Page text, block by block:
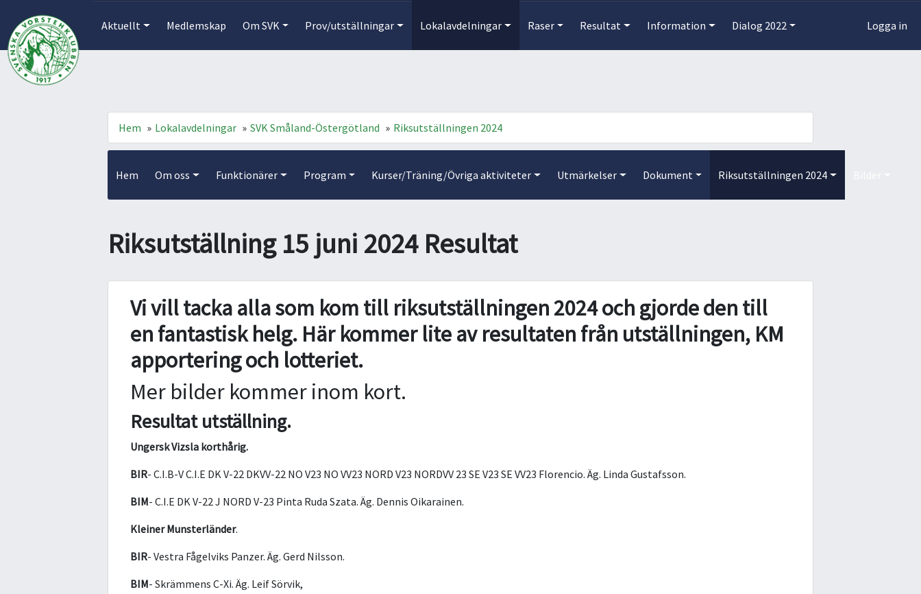
Aktuellt Medlemskap Om SVK Prov/utställningar Lokalavdelningar Raser Resultat Information Dialog 2022 Logga in
Hem » Lokalavdelningar » SVK Småland-Östergötland » Riksutställningen 2024
Hem Om oss Funktionärer Program Kurser/Träning/Övriga aktiviteter Utmärkelser Dokument Riksutställningen 2024
Riksutställning 15 juni 2024 Resultat
Vi vill tacka alla som kom till riksutställningen 2024 och gjorde den till
en fantastisk helg. Här kommer lite av resultaten från utställningen, KM
apportering och lotteriet.
Mer bilder kommer inom kort.
Resultat utställning.
Ungersk Vizsla korthårig.
BIR- C.I.B-V C.I.E DK V-22 DKVV-22 NO V23 NO VV23 NORD V23 NORDVV 23 SE V23 SE VV23 Florencio. Äg. Linda Gustafsson.
BIM- C.I.E DK V-22 J NORD V-23 Pinta Ruda Szata. Äg. Dennis Oikarainen.
Kleiner Munsterländer.
BIR- Vestra Fågelviks Panzer. Äg. Gerd Nilsson.
BIM- Skrämmens C-Xi. Äg. Leif Sörvik,